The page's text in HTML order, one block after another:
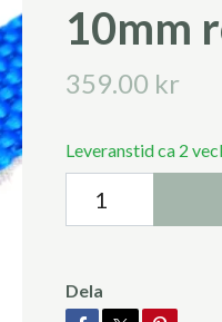
10mm
359.00 kr
Leveranstid ca 2
Dela